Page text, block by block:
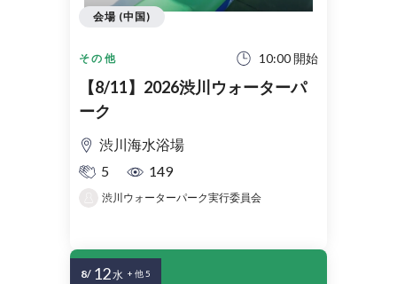
その他 10:00 開始
【8/11】2026渋川ウォーターパ
ーク
渋川海水浴場
5
149
渋川ウォーターパーク実行委員会
会場 (中国)
8/ 12水 + 他 5